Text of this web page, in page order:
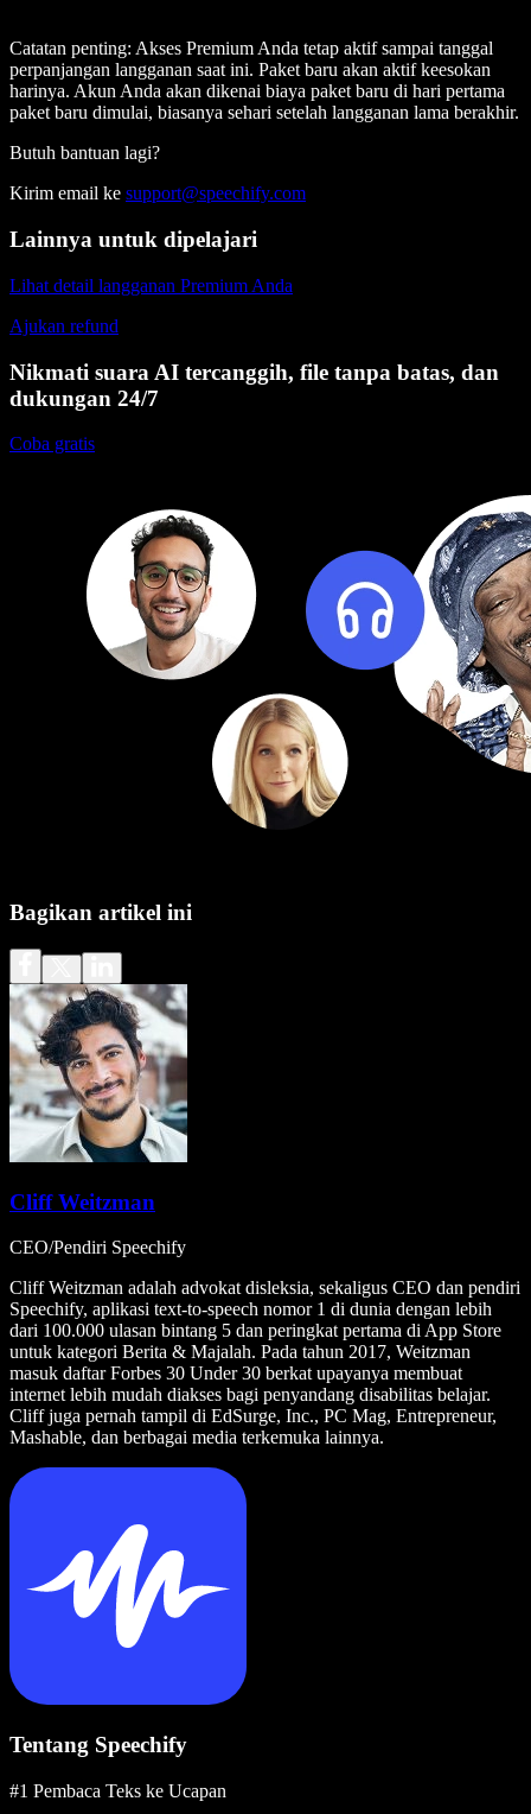
Catatan penting: Akses Premium Anda tetap aktif sampai tanggal
perpanjangan langganan saat ini. Paket baru akan aktif keesokan
harinya. Akun Anda akan dikenai biaya paket baru di hari pertama
paket baru dimulai, biasanya sehari setelah langganan lama berakhir.
Butuh bantuan lagi?
Kirim email ke support@speechify.com
Lainnya untuk dipelajari
Lihat detail langganan Premium Anda
Ajukan refund
Nikmati suara AI tercanggih, file tanpa batas, dan
dukungan 24/7
Coba gratis
Bagikan artikel ini
Cliff Weitzman
CEO/Pendiri Speechify
Cliff Weitzman adalah advokat disleksia, sekaligus CEO dan pendiri
Speechify, aplikasi text-to-speech nomor 1 di dunia dengan lebih
dari 100.000 ulasan bintang 5 dan peringkat pertama di App Store
untuk kategori Berita & Majalah. Pada tahun 2017, Weitzman
masuk daftar Forbes 30 Under 30 berkat upayanya membuat
internet lebih mudah diakses bagi penyandang disabilitas belajar.
Cliff juga pernah tampil di EdSurge, Inc., PC Mag, Entrepreneur,
Mashable, dan berbagai media terkemuka lainnya.
Tentang Speechify
#1 Pembaca Teks ke Ucapan